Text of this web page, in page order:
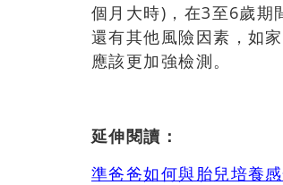
個月大時)，在3至6歲期
還有其他風險因素，如
應該更加強檢測。
延伸閱讀：
準爸爸如何與胎兒培養